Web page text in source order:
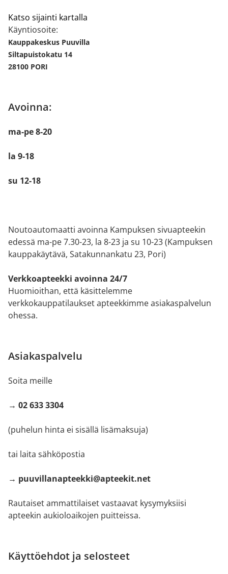
Katso sijainti kartalla
Käyntiosoite:
Kauppakeskus Puuvilla
Siltapuistokatu 14
28100 PORI
Avoinna:
ma-pe 8-20
la 9-18
su 12-18
Noutoautomaatti avoinna Kampuksen sivuapteekin
edessä ma-pe 7.30-23, la 8-23 ja su 10-23 (Kampuksen
kauppakäytävä, Satakunnankatu 23, Pori)
Verkkoapteekki avoinna 24/7
Huomioithan, että käsittelemme
verkkokauppatilaukset apteekkimme asiakaspalvelun
ohessa.
Asiakaspalvelu
Soita meille
→ 02 633 3304
(puhelun hinta ei sisällä lisämaksuja)
tai laita sähköpostia
→ puuvillanapteekki@apteekit.net
Rautaiset ammattilaiset vastaavat kysymyksiisi
apteekin aukioloaikojen puitteissa.
Käyttöehdot ja selosteet